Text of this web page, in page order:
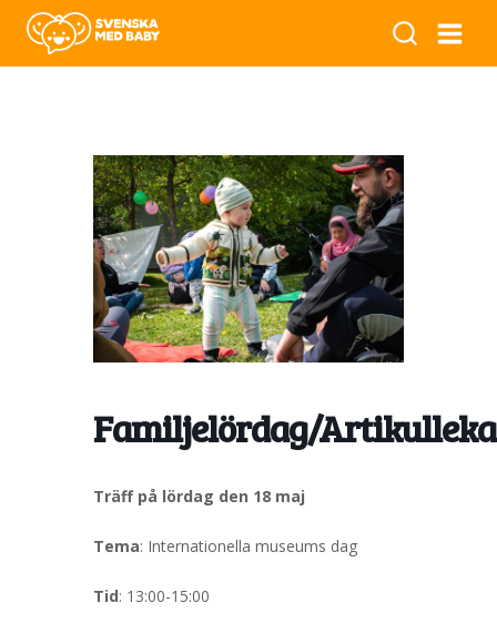
Familjelördag/Artikulleka
Träff på lördag den 18 maj
Tema: Internationella museums dag
Tid: 13:00-15:00